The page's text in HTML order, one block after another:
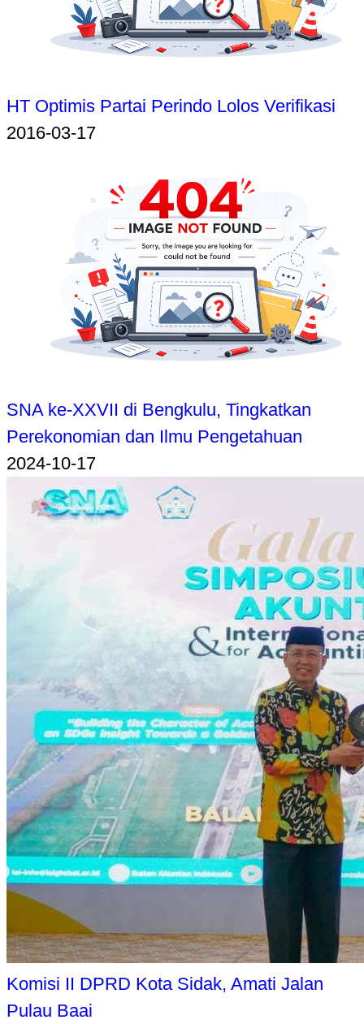
HT Optimis Partai Perindo Lolos Verifikasi
2016-03-17
SNA ke-XXVII di Bengkulu, Tingkatkan
Perekonomian dan Ilmu Pengetahuan
2024-10-17
Komisi II DPRD Kota Sidak, Amati Jalan
Pulau Baai